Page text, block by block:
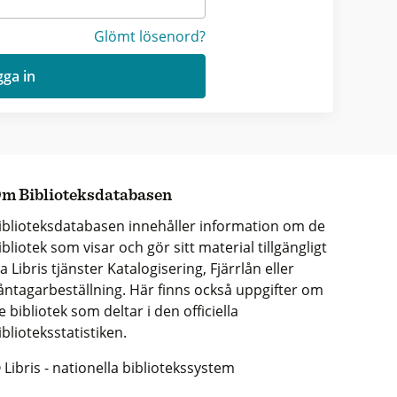
Glömt lösenord?
in
Biblioteksdatabasen
innehåller information om de
som visar och gör sitt material tillgängligt
Libris tjänster Katalogisering, Fjärrlån eller
Här finns också uppgifter om
bibliotek som deltar i den officiella
- nationella bibliotekssystem